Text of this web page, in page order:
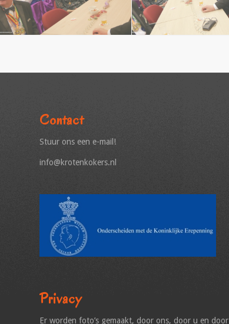
Contact
Stuur ons een e-mail!
info@krotenkokers.nl
Privacy
Er worden foto’s gemaakt, door ons, door u en door